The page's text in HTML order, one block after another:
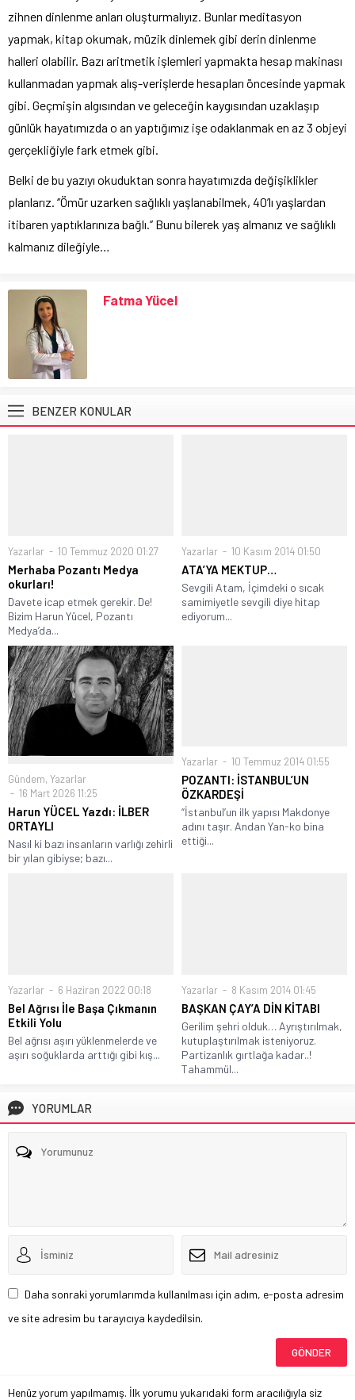
zihnen dinlenme anları oluşturmalıyız. Bunlar meditasyon
yapmak, kitap okumak, müzik dinlemek gibi derin dinlenme
halleri olabilir. Bazı aritmetik işlemleri yapmakta hesap makinası
kullanmadan yapmak alış-verişlerde hesapları öncesinde yapmak
gibi. Geçmişin algısından ve geleceğin kaygısından uzaklaşıp
günlük hayatımızda o an yaptığımız işe odaklanmak en az 3 objeyi
gerçekliğiyle fark etmek gibi.
Belki de bu yazıyı okuduktan sonra hayatımızda değişiklikler
planlarız. ‘’Ömür uzarken sağlıklı yaşlanabilmek, 40’lı yaşlardan
itibaren yaptıklarınıza bağlı.’’ Bunu bilerek yaş almanız ve sağlıklı
kalmanız dileğiyle…
Fatma Yücel
BENZER KONULAR
Yazarlar 10 Temmuz 2020 01:27
Merhaba Pozantı Medya
okurları!
Davete icap etmek gerekir. De!
Bizim Harun Yücel, Pozantı
Medya’da...
Yazarlar 10 Kasım 2014 01:50
ATA’YA MEKTUP…
Sevgili Atam, İçimdeki o sıcak
samimiyetle sevgili diye hitap
ediyorum...
Gündem, Yazarlar
16 Mart 2026 11:25
Harun YÜCEL Yazdı: İLBER
ORTAYLI
Nasıl ki bazı insanların varlığı zehirli
bir yılan gibiyse; bazı...
Yazarlar 10 Temmuz 2014 01:55
POZANTI: İSTANBUL’UN
ÖZKARDEŞİ
“İstanbul’un ilk yapısı Makdonye
adını taşır. Andan Yan-ko bina
ettiği...
Yazarlar 6 Haziran 2022 00:18
Bel Ağrısı İle Başa Çıkmanın
Etkili Yolu
Bel ağrısı aşırı yüklenmelerde ve
aşırı soğuklarda arttığı gibi kış...
Yazarlar 8 Kasım 2014 01:45
BAŞKAN ÇAY’A DİN KİTABI
Gerilim şehri olduk… Ayrıştırılmak,
kutuplaştırılmak isteniyoruz.
Partizanlık gırtlağa kadar..!
Tahammül...
YORUMLAR
Daha sonraki yorumlarımda kullanılması için adım, e-posta adresim
ve site adresim bu tarayıcıya kaydedilsin.
Henüz yorum yapılmamış. İlk yorumu yukarıdaki form aracılığıyla siz